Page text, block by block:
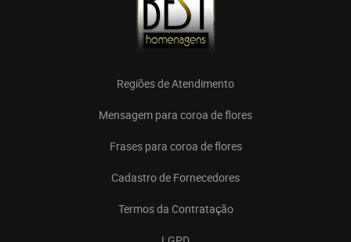
Regiões de Atendimento
Mensagem para coroa de flores
Frases para coroa de flores
Cadastro de Fornecedores
Termos da Contratação